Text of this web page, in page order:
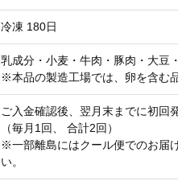
冷凍 180日
乳成分・小麦・牛肉・豚肉・大豆
※本品の製造工場では、卵を含む
ご入金確認後、翌月末までに初回
（毎月1回、 合計2回）
※一部離島にはクール便でのお届
い。